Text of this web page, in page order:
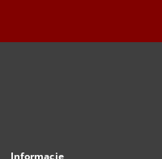
Informacje